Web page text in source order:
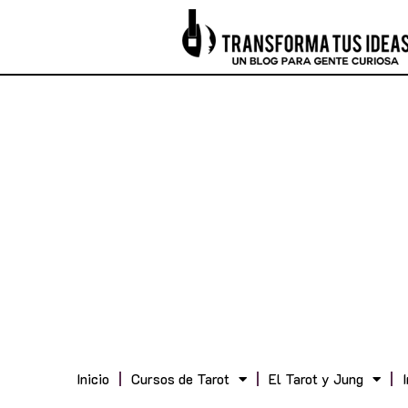
Inicio Cursos de Tarot El Tarot y Jung